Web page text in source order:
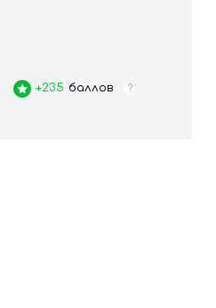
+235 баллов ?